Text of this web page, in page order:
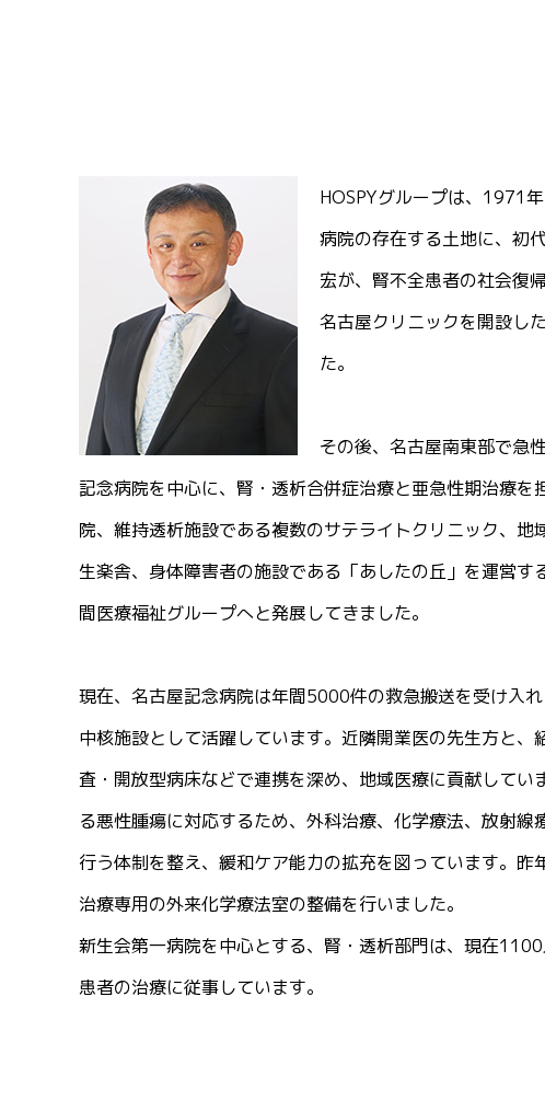
HOSPYグループは、1971
病院の存在する土地に、初
宏が、腎不全患者の社会復
名古屋クリニックを開設し
た。
その後、名古屋南東部で急
記念病院を中心に、腎・透析合併症治療と亜急性期治療を
院、維持透析施設である複数のサテライトクリニック、地
生楽舎、身体障害者の施設である「あしたの丘」を運営す
間医療福祉グループへと発展してきました。
現在、名古屋記念病院は年間5000件の救急搬送を受け入
中核施設として活躍しています。近隣開業医の先生方と、
査・開放型病床などで連携を深め、地域医療に貢献してい
る悪性腫瘍に対応するため、外科治療、化学療法、放射線
行う体制を整え、緩和ケア能力の拡充を図っています。昨
治療専用の外来化学療法室の整備を行いました。
新生会第一病院を中心とする、腎・透析部門は、現在
患者の治療に従事しています。